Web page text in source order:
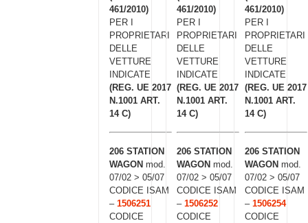
461/2010)
PER I
PROPRIETARI
DELLE
VETTURE
INDICATE
(REG. UE 2017
N.1001 ART.
14 C)
206 STATION
WAGON mod.
07/02 > 05/07
CODICE ISAM
– 1506251
CODICE
461/2010)
PER I
PROPRIETARI
DELLE
VETTURE
INDICATE
(REG. UE 2017
N.1001 ART.
14 C)
206 STATION
WAGON mod.
07/02 > 05/07
CODICE ISAM
–1506252
CODICE
461/2010)
PER I
PROPRIETARI
DELLE
VETTURE
INDICATE
(REG. UE 2017
N.1001 ART.
14 C)
206 STATION
WAGON mod.
07/02 > 05/07
CODICE ISAM
– 1506254
CODICE